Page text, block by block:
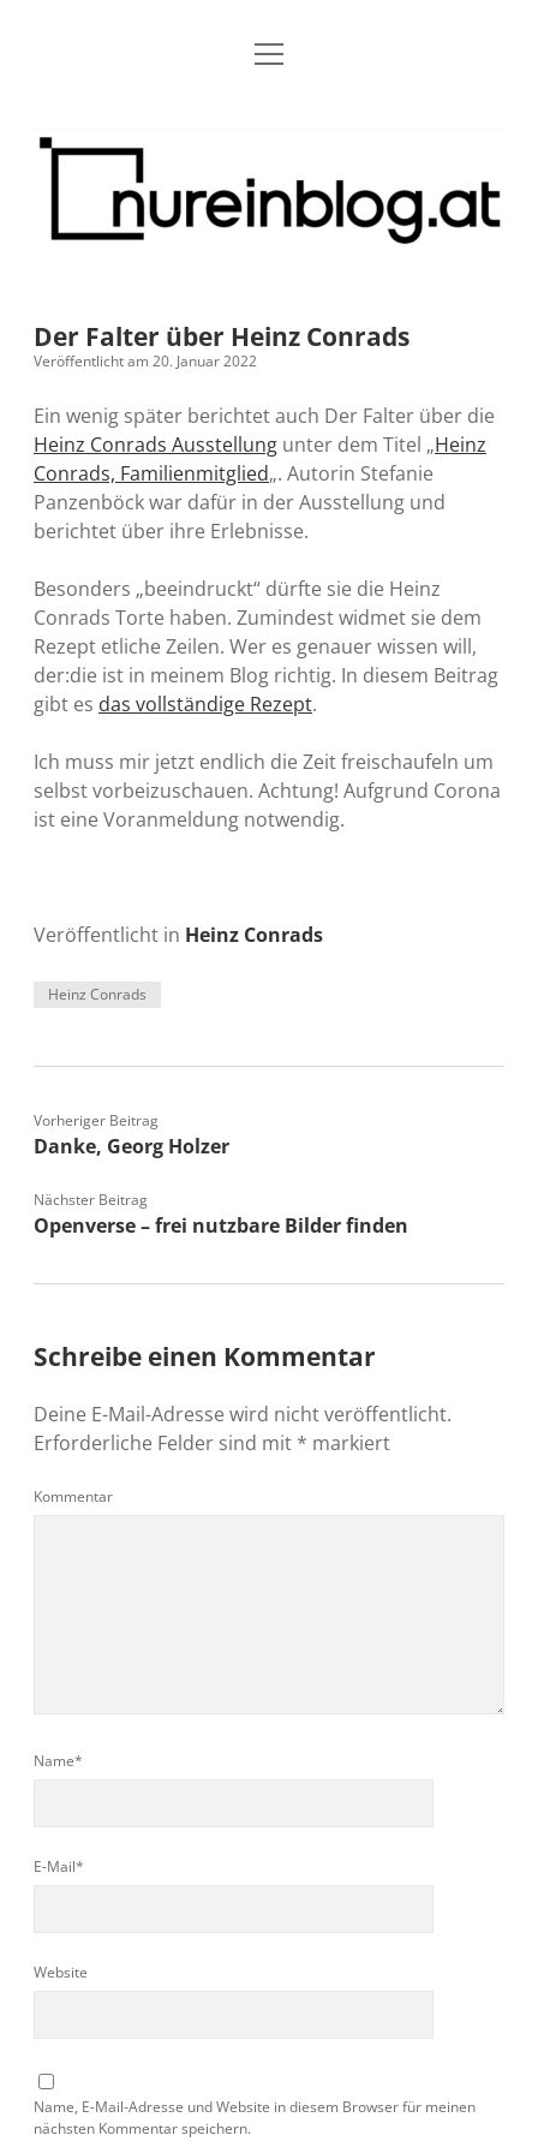
Blog
Archiv
Kontakt
Grundsätze Dropdown-
Kreativitätserklärung
Barrierefreiheit
Meine Fediverse Regeln
öffnen
barcamper.at – Die österreichische Barcamp Liste
Alleinr – Der Ruheraum im Web (externer Link)
S9y InfoCamp – Der Serendpity Podcast (externer
Link)
Impressum Dropdown-
Datenschutz
Microblog
rss email-
form
mastodon
Menü
Nur
Blog
Der Falter über Heinz Conrads
Veröffentlicht am 20. Januar 2022
Ein wenig später berichtet auch Der Falter über die
Heinz Conrads Ausstellung unter dem Titel „Heinz
Conrads, Familienmitglied„. Autorin Stefanie
Panzenböck war dafür in der Ausstellung und
berichtet über ihre Erlebnisse.
Besonders „beeindruckt“ dürfte sie die Heinz
Conrads Torte haben. Zumindest widmet sie dem
Rezept etliche Zeilen. Wer es genauer wissen will,
der:die ist in meinem Blog richtig. In diesem Beitrag
gibt es das vollständige Rezept.
Ich muss mir jetzt endlich die Zeit freischaufeln um
selbst vorbeizuschauen. Achtung! Aufgrund Corona
ist eine Voranmeldung notwendig.
Veröffentlicht in Heinz Conrads
Heinz Conrads
Vorheriger Beitrag
Danke, Georg Holzer
Nächster Beitrag
Openverse – frei nutzbare Bilder finden
Schreibe einen Kommentar
Deine E-Mail-Adresse wird nicht veröffentlicht.
Erforderliche Felder sind mit * markiert
Kommentar
Name*
E-Mail*
Website
Name, E-Mail-Adresse und Website in diesem Browser für meinen
nächsten Kommentar speichern.